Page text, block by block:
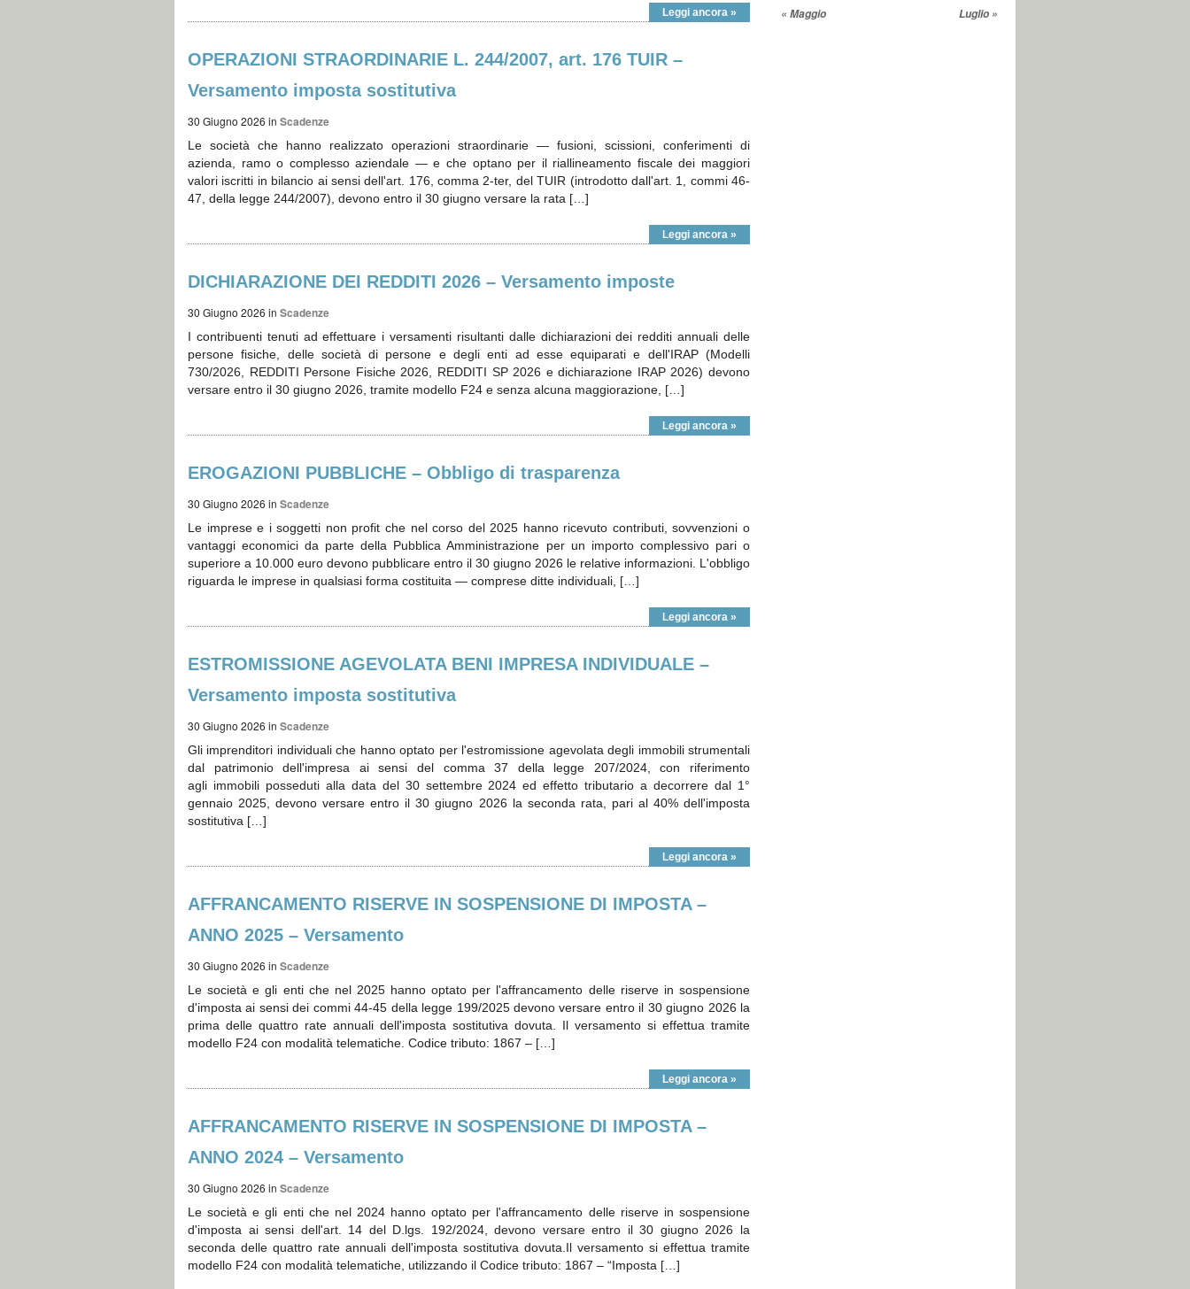
Leggi ancora »
OPERAZIONI STRAORDINARIE L. 244/2007, art. 176 TUIR –
Versamento imposta sostitutiva
30 Giugno 2026 in Scadenze
Le società che hanno realizzato operazioni straordinarie — fusioni, scissioni, conferimenti di
azienda, ramo o complesso aziendale — e che optano per il riallineamento fiscale dei maggiori
valori iscritti in bilancio ai sensi dell'art. 176, comma 2-ter, del TUIR (introdotto dall'art. 1, commi 46-
47, della legge 244/2007), devono entro il 30 giugno versare la rata […]
Leggi ancora »
DICHIARAZIONE DEI REDDITI 2026 – Versamento imposte
30 Giugno 2026 in Scadenze
I contribuenti tenuti ad effettuare i versamenti risultanti dalle dichiarazioni dei redditi annuali delle
persone fisiche, delle società di persone e degli enti ad esse equiparati e dell'IRAP (Modelli
730/2026, REDDITI Persone Fisiche 2026, REDDITI SP 2026 e dichiarazione IRAP 2026) devono
versare entro il 30 giugno 2026, tramite modello F24 e senza alcuna maggiorazione, […]
Leggi ancora »
EROGAZIONI PUBBLICHE – Obbligo di trasparenza
30 Giugno 2026 in Scadenze
Le imprese e i soggetti non profit che nel corso del 2025 hanno ricevuto contributi, sovvenzioni o
vantaggi economici da parte della Pubblica Amministrazione per un importo complessivo pari o
superiore a 10.000 euro devono pubblicare entro il 30 giugno 2026 le relative informazioni. L'obbligo
riguarda le imprese in qualsiasi forma costituita — comprese ditte individuali, […]
Leggi ancora »
ESTROMISSIONE AGEVOLATA BENI IMPRESA INDIVIDUALE –
Versamento imposta sostitutiva
30 Giugno 2026 in Scadenze
Gli imprenditori individuali che hanno optato per l'estromissione agevolata degli immobili strumentali
dal patrimonio dell'impresa ai sensi del comma 37 della legge 207/2024, con riferimento
agli immobili posseduti alla data del 30 settembre 2024 ed effetto tributario a decorrere dal 1°
gennaio 2025, devono versare entro il 30 giugno 2026 la seconda rata, pari al 40% dell'imposta
sostitutiva […]
Leggi ancora »
AFFRANCAMENTO RISERVE IN SOSPENSIONE DI IMPOSTA –
ANNO 2025 – Versamento
30 Giugno 2026 in Scadenze
Le società e gli enti che nel 2025 hanno optato per l'affrancamento delle riserve in sospensione
d'imposta ai sensi dei commi 44-45 della legge 199/2025 devono versare entro il 30 giugno 2026 la
prima delle quattro rate annuali dell'imposta sostitutiva dovuta. Il versamento si effettua tramite
modello F24 con modalità telematiche. Codice tributo: 1867 – […]
Leggi ancora »
AFFRANCAMENTO RISERVE IN SOSPENSIONE DI IMPOSTA –
ANNO 2024 – Versamento
30 Giugno 2026 in Scadenze
Le società e gli enti che nel 2024 hanno optato per l'affrancamento delle riserve in sospensione
d'imposta ai sensi dell'art. 14 del D.lgs. 192/2024, devono versare entro il 30 giugno 2026 la
seconda delle quattro rate annuali dell'imposta sostitutiva dovuta.Il versamento si effettua tramite
modello F24 con modalità telematiche, utilizzando il Codice tributo: 1867 – “Imposta […]
« Maggio Luglio »